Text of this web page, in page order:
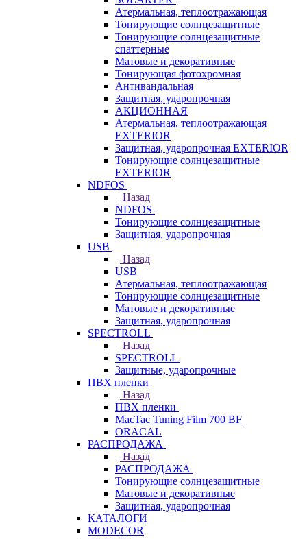
Атермальная, теплоотражающая
Тонирующие солнцезащитные
Тонирующие солнцезащитные
спаттерные
Матовые и декоративные
Тонирующая фотохромная
Антивандальная
Защитная, ударопрочная
АКЦИОННАЯ
Атермальная, теплоотражающая
EXTERIOR
Защитная, ударопрочная EXTERIOR
Тонирующие солнцезащитные
EXTERIOR
NDFOS
Назад
NDFOS
Тонирующие солнцезащитные
Защитная, ударопрочная
USB
Назад
USB
Атермальная, теплоотражающая
Тонирующие солнцезащитные
Матовые и декоративные
Защитная, ударопрочная
SPECTROLL
Назад
SPECTROLL
Защитные, ударопрочные
ПВХ пленки
Назад
ПВХ пленки
MacTac Tuning Film 700 BF
ORACAL
РАСПРОДАЖА
Назад
РАСПРОДАЖА
Тонирующие солнцезащитные
Матовые и декоративные
Защитная, ударопрочная
КАТАЛОГИ
MODECOR